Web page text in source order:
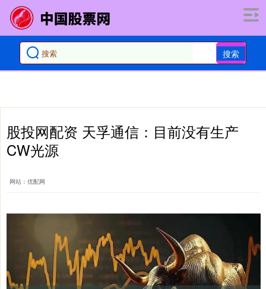
搜索
股投网配资 天孚通信：目前没有生产
CW光源
网站：优配网